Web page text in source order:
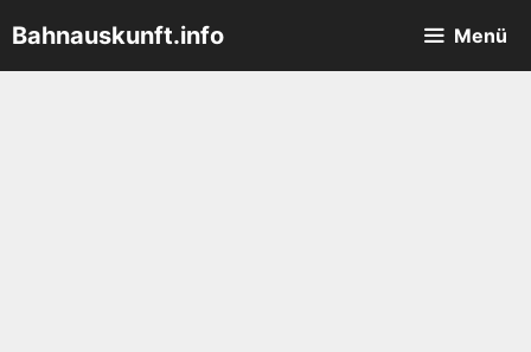
Inhalt
springen
Bahnauskunft.info Menü